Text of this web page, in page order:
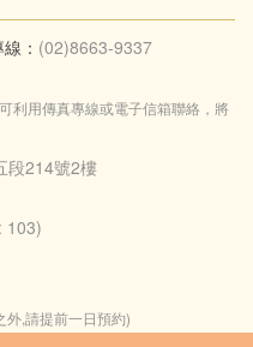
： (02)8663-9337
利用傳真專線或電子信箱聯絡，將
段214號2樓
103)
外,請提前一日預約)